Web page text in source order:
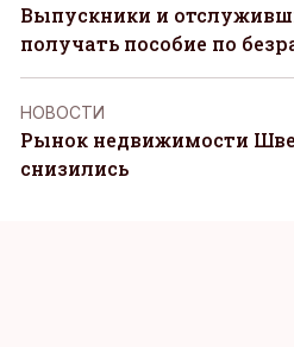
Выпускники и
получать пособие по
НОВОСТИ
Рынок недвижимости
снизились